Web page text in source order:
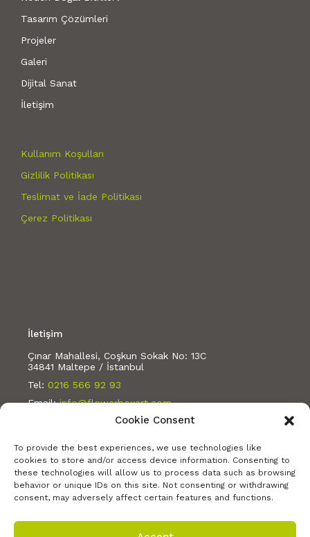
Cookie Consent
To provide the best experiences, we use technologies like
cookies to store and/or access device information. Consenting to
these technologies will allow us to process data such as browsing
behavior or unique IDs on this site. Not consenting or withdrawing
consent, may adversely affect certain features and functions.
Tasarım Çözümleri
Projeler
Galeri
Dijital Sanat
İletişim
Kullanım Koşulları
Gizlilik Politikası
Teslimat ve İade Politikası
Çerez Politikası
İletişim
Çınar Mahallesi, Coşkun Sokak No: 13C
34841 Maltepe / İstanbul
Tel: 0216 566 92 93
Email:info@flowerboxart.com
Bizi takip edin: